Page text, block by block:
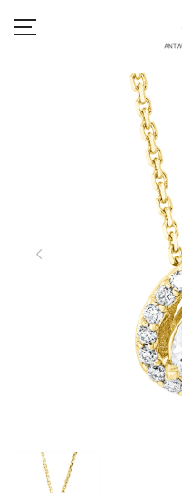
ANTWERP DIAMONDS
3D